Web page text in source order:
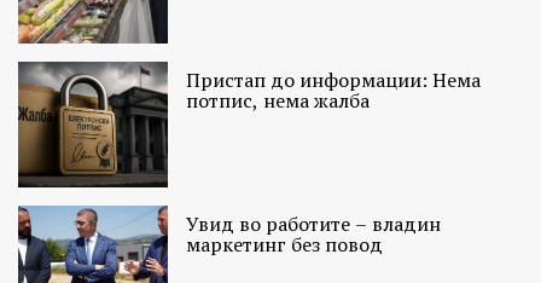
Пристап до информации: Нема
потпис, нема жалба
Увид во работите – владин
маркетинг без повод